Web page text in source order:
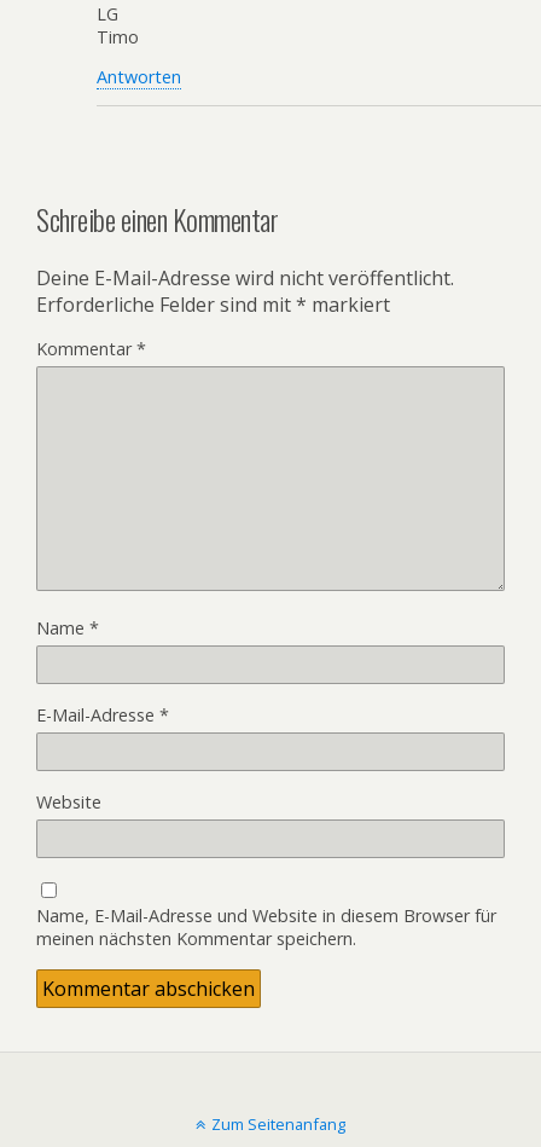
LG
Timo
Antworten
Schreibe einen Kommentar
Deine E-Mail-Adresse wird nicht veröffentlicht.
Erforderliche Felder sind mit* markiert
Kommentar*
Name *
E-Mail-Adresse *
Website
Name, E-Mail-Adresse und Website in diesem Browser für
meinen nächsten Kommentar speichern.
Zum Seitenanfang